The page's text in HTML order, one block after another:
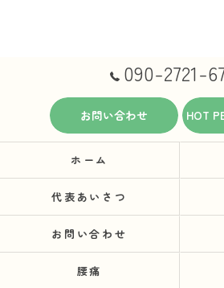
090-2721-
お問い合わせ HOT
ホーム
代表あいさつ
お問い合わせ
腰痛